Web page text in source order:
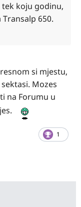
tek koju godinu,
650.
si mjestu,
Mozes
na Forumu u
1